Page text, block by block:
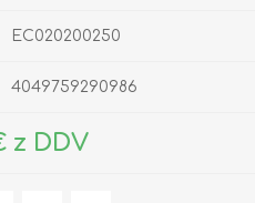
EC020200250
4049759290986
z DDV